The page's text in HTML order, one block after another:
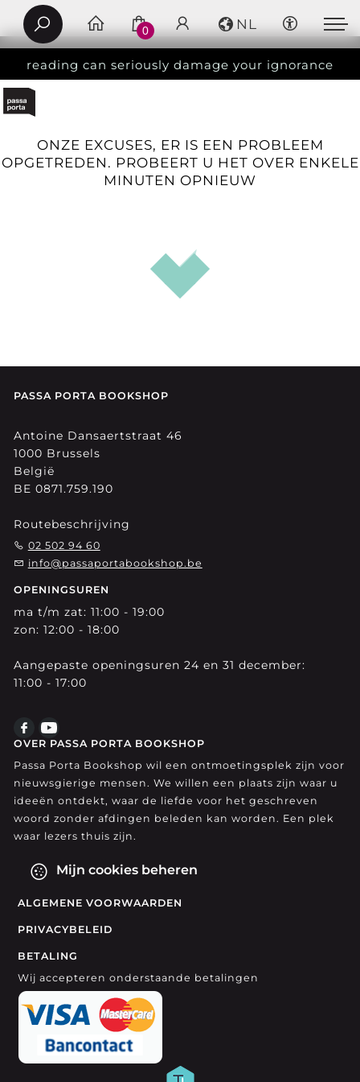
reading can seriously damage your ignorance
0 NL
ONZE EXCUSES, ER IS EEN PROBLEEM
OPGETREDEN. PROBEERT U HET OVER ENKELE
MINUTEN OPNIEUW
PASSA PORTA BOOKSHOP
Antoine Dansaertstraat 46
1000 Brussels
België
BE 0871.759.190
Routebeschrijving
02 502 94 60
info@passaportabookshop.be
OPENINGSUREN
ma t/m zat: 11:00 - 19:00
zon: 12:00 - 18:00
Aangepaste openingsuren 24 en 31 december:
11:00 - 17:00
OVER PASSA PORTA BOOKSHOP
Passa Porta Bookshop wil een ontmoetingsplek zijn voor
nieuwsgierige mensen. We willen een plaats zijn waar u
ideeën ontdekt, waar de liefde voor het geschreven
woord zonder afdingen beleden kan worden. Een plek
waar lezers thuis zijn.
Mijn cookies beheren
ALGEMENE VOORWAARDEN
PRIVACYBELEID
BETALING
Wij accepteren onderstaande betalingen